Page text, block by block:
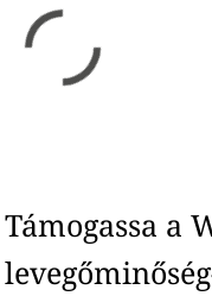
Támogassa a